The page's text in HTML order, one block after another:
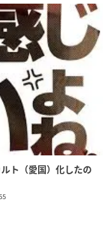
ト（愛国）化したの